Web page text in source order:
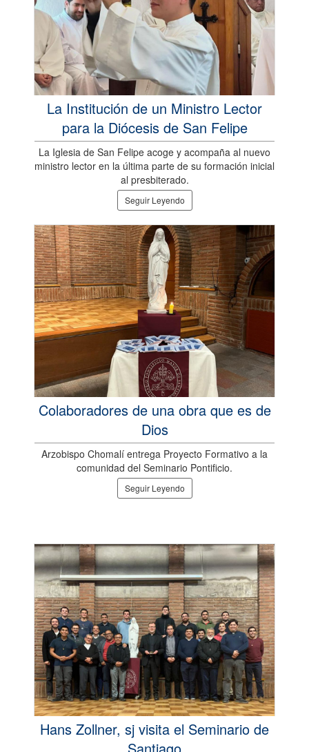
La Institución de un Ministro Lector
para la Diócesis de San Felipe
La Iglesia de San Felipe acoge y acompaña al nuevo
ministro lector en la última parte de su formación inicial
al presbiterado.
Seguir Leyendo
Colaboradores de una obra que es de
Dios
Arzobispo Chomalí entrega Proyecto Formativo a la
comunidad del Seminario Pontificio.
Seguir Leyendo
Hans Zollner, sj visita el Seminario de
Santiago